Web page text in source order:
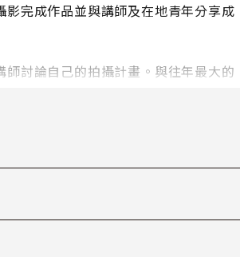
完成作品並與講師及在地青年分享成
討論自己的拍攝計畫。與往年最大的
因本屆成果以攝影書為主要媒介，作
業、更廣泛的出版現場獲得交流與看